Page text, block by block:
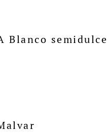
Blanco semidulce